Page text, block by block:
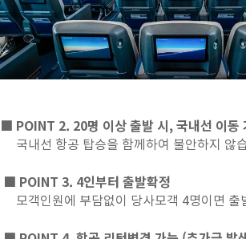
■ POINT 2. 20명 이상 출발 시, 국내선 이동
국내선 항공 탑승을 함께하여 불안하지 않
■ POINT 3. 4인부터 출발확정
모객인원에 부담없이 당사모객 4명이면 출